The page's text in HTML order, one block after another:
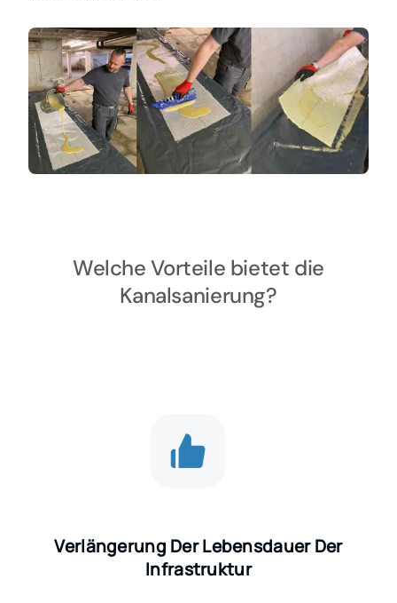
Welche Vorteile bietet die
Kanalsanierung?
Verlängerung Der Lebensdauer Der
Infrastruktur